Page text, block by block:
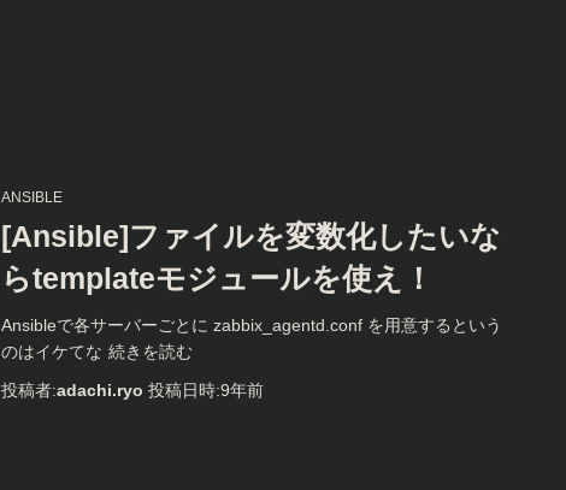
ANSIBLE
[Ansible]ファイルを変数化したいな
らtemplateモジュールを使え！
Ansibleで各サーバーごとに zabbix_agentd.conf を用意するという
のはイケてな 続きを読む
投稿者:adachi.ryo 投稿日時:9年前